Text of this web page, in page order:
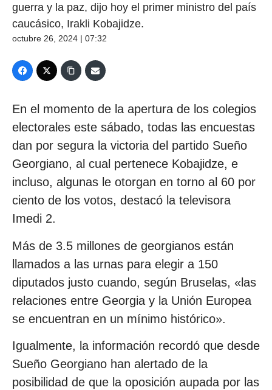
guerra y la paz, dijo hoy el primer ministro del país
caucásico, Irakli Kobajidze.
octubre 26, 2024 | 07:32
En el momento de la apertura de los colegios
electorales este sábado, todas las encuestas
dan por segura la victoria del partido Sueño
Georgiano, al cual pertenece Kobajidze, e
incluso, algunas le otorgan en torno al 60 por
ciento de los votos, destacó la televisora
Imedi 2.
Más de 3.5 millones de georgianos están
llamados a las urnas para elegir a 150
diputados justo cuando, según Bruselas, «las
relaciones entre Georgia y la Unión Europea
se encuentran en un mínimo histórico».
Igualmente, la información recordó que desde
Sueño Georgiano han alertado de la
posibilidad de que la oposición aupada por las